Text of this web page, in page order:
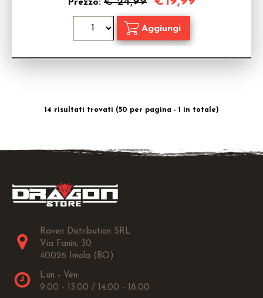
Prezzo:
14 risultati trovati (50 per pagina - 1 in totale)
Raven Distribution SRL
Via Fanin, 30
40026 Imola (BO)
Lun - Ven:
9.00 - 13.00 / 14.00 - 18.00